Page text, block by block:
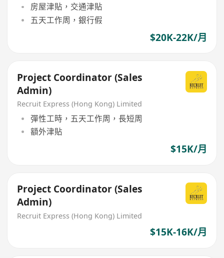
房屋津貼，交通津貼
五天工作周，銀行假
$20K-22K/月
Project Coordinator (Sales
Admin)
Recruit Express (Hong Kong) Limited
彈性工時，五天工作周，長短周
額外津貼
$15K/月
Project Coordinator (Sales
Admin)
Recruit Express (Hong Kong) Limited
$15K-16K/月